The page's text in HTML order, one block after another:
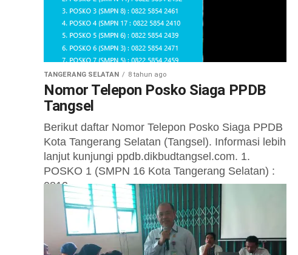
TANGERANG SELATAN 8 tahun ago
Nomor Telepon Posko Siaga PPDB
Tangsel
Berikut daftar Nomor Telepon Posko Siaga PPDB
Kota Tangerang Selatan (Tangsel). Informasi lebih
lanjut kunjungi ppdb.dikbudtangsel.com. 1.
POSKO 1 (SMPN 16 Kota Tangerang Selatan) :
0812...